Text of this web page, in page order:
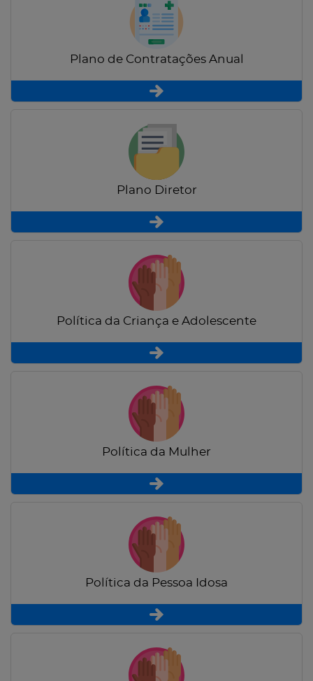
Plano de Contratações Anual
Plano Diretor
Política da Criança e Adolescente
Política da Mulher
Política da Pessoa Idosa